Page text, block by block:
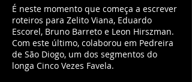
É neste momento que começa a escrever
roteiros para Zelito Viana, Eduardo
Escorel, Bruno Barreto e Leon Hirszman.
Com este último, colaborou em Pedreira
de São Diogo, um dos segmentos do
longa Cinco Vezes Favela.